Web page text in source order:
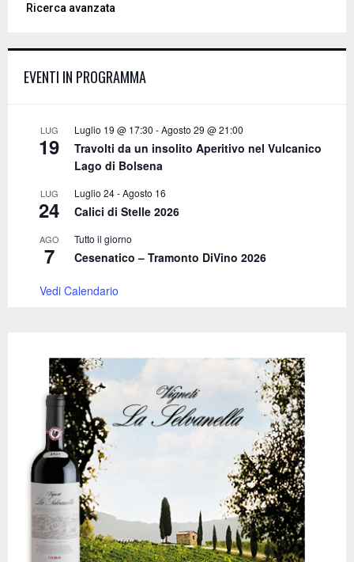
r
o
Ricerca avanzata
EVENTI IN PROGRAMMA
LUG
19
Luglio 19 @ 17:30 -Agosto 29 @ 21:00
Travolti da un insolito Aperitivo nel Vulcanico
Lago di Bolsena
LUG
24
Luglio 24-Agosto 16
Calici di Stelle 2026
AGO
7
Tutto il giorno
Cesenatico – Tramonto DiVino 2026
Vedi Calendario